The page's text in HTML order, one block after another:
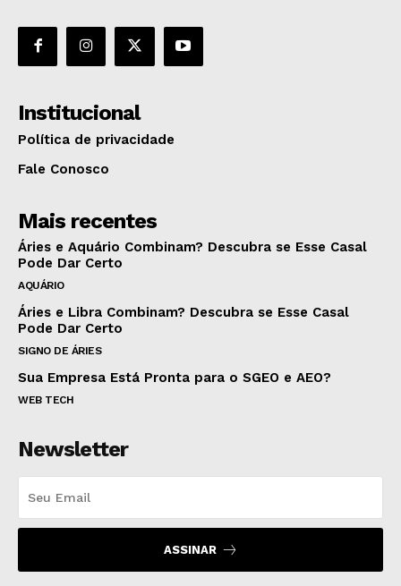
Institucional
Política de privacidade
Fale Conosco
Mais recentes
Áries e Aquário Combinam? Descubra se Esse Casal
Pode Dar Certo
AQUÁRIO
Áries e Libra Combinam? Descubra se Esse Casal
Pode Dar Certo
SIGNO DE ÁRIES
Sua Empresa Está Pronta para o SGEO e AEO?
WEB TECH
Newsletter
ASSINAR